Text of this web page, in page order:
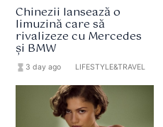
Chinezii lansează o
limuzină care să
rivalizeze cu Mercedes
și BMW
hourglass_full 3 day ago LIFESTYLE&TRAVEL